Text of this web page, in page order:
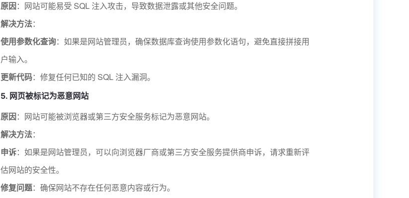
原因：网站可能易受 SQL 注入攻击，导致数据泄露或其他安全问题。
解决方法：
使用参数化查询：如果是网站管理员，确保数据库查询使用参数化语句，避免直接拼接用
户输入。
更新代码：修复任何已知的 SQL 注入漏洞。
5. 网页被标记为恶意网站
原因：网站可能被浏览器或第三方安全服务标记为恶意网站。
解决方法：
申诉：如果是网站管理员，可以向浏览器厂商或第三方安全服务提供商申诉，请求重新评
估网站的安全性。
修复问题：确保网站不存在任何恶意内容或行为。